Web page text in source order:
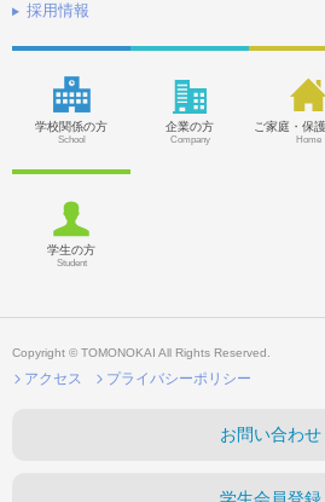
採用情報
学校関係の方
School
企業の方
Company
ご家庭・保
Home
学生の方
Student
Copyright © TOMONOKAI All Rights Reserved.
アクセス プライバシーポリシー
お問い合わせ